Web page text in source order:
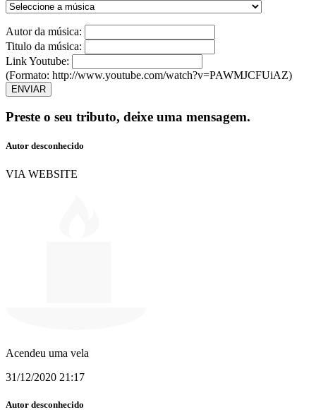
Autor da música:
Titulo da música:
Link Youtube:
(Formato: http://www.youtube.com/watch?v=PAWMJCFUiAZ)
ENVIAR
Preste o seu tributo, deixe uma mensagem.
Autor desconhecido
VIA WEBSITE
Acendeu uma vela
31/12/2020 21:17
Autor desconhecido